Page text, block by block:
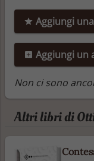
Aggiungi
Aggiungi un
Non ci sono
Altri libri di